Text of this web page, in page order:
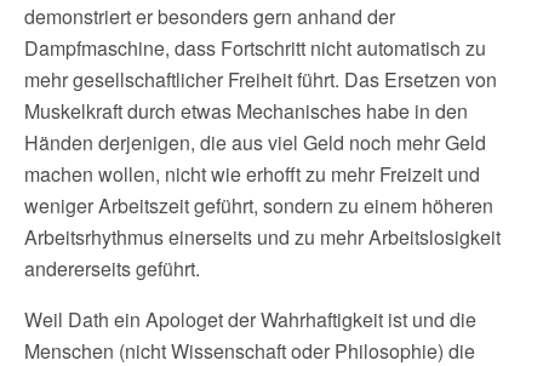
demonstriert er besonders gern anhand der
Dampfmaschine, dass Fortschritt nicht automatisch zu
mehr gesellschaftlicher Freiheit führt. Das Ersetzen von
Muskelkraft durch etwas Mechanisches habe in den
Händen derjenigen, die aus viel Geld noch mehr Geld
machen wollen, nicht wie erhofft zu mehr Freizeit und
weniger Arbeitszeit geführt, sondern zu einem höheren
Arbeitsrhythmus einerseits und zu mehr Arbeitslosigkeit
andererseits geführt.
Weil Dath ein Apologet der Wahrhaftigkeit ist und die
Menschen (nicht Wissenschaft oder Philosophie) die